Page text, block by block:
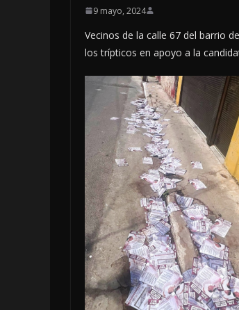
9 mayo, 2024
Vecinos de la calle 67 del barrio
los trípticos en apoyo a la